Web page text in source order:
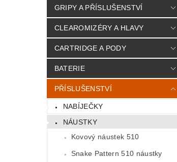
GRIPY A PŘÍSLUŠENSTVÍ
CLEAROMIZÉRY A HLAVY
CARTRIDGE A PODY
BATERIE
PŘÍSLUŠENSTVÍ
NABÍJEČKY
NÁUSTKY
Kovový náustek 510
Snake Pattern 510 náustky